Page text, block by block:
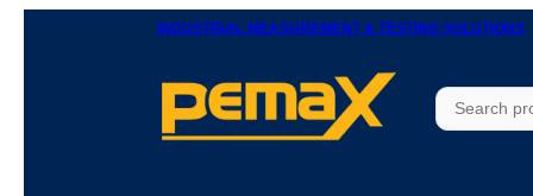
INDUSTRIAL MEASUREMENT & TESTING SOLUTIONS